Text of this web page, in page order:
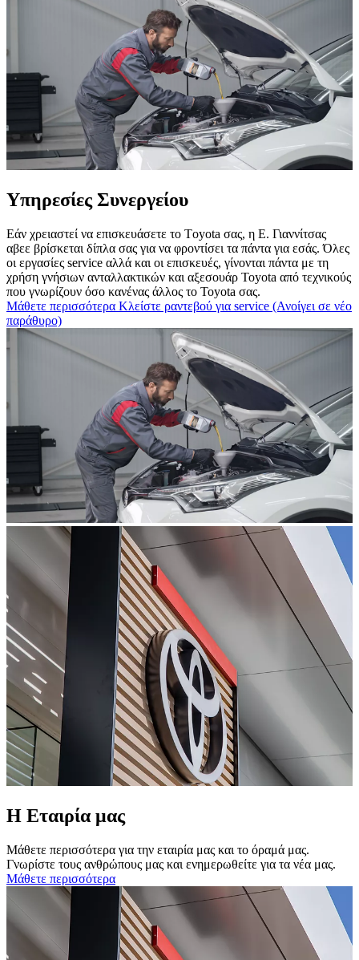
Υπηρεσίες Συνεργείου
Εάν χρειαστεί να επισκευάσετε το Τoyota σας, η Ε. Γιαννίτσας
αβεε βρίσκεται δίπλα σας για να φροντίσει τα πάντα για εσάς. Όλες
οι εργασίες service αλλά και οι επισκευές, γίνονται πάντα με τη
χρήση γνήσιων ανταλλακτικών και αξεσουάρ Toyota από τεχνικούς
που γνωρίζουν όσο κανένας άλλος το Toyota σας.
Μάθετε περισσότερα Κλείστε ραντεβού για service (Ανοίγει σε νέο
παράθυρο)
Η Εταιρία μας
Μάθετε περισσότερα για την εταιρία μας και το όραμά μας.
Γνωρίστε τους ανθρώπους μας και ενημερωθείτε για τα νέα μας.
Μάθετε περισσότερα